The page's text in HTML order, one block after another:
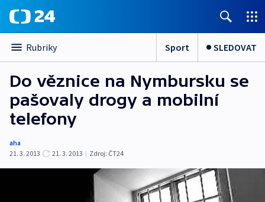
Rubriky Sport SLEDOVAT
Do věznice na Nymbursku se
pašovaly drogy a mobilní
telefony
aha
21. 3. 2013
21. 3. 2013 | Zdroj: ČT24